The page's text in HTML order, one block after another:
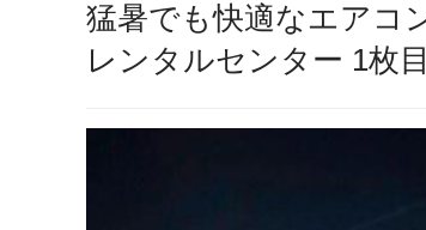
猛暑でも快適なエアコ
レンタルセンター 1枚